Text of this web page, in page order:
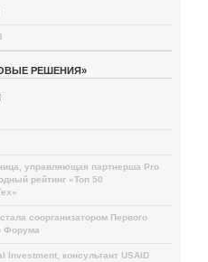
РЕШЕНИЯ»
управляющая партнерша Pro
рейтинг «Топ 50
соорганизатором Первого
Форума
консультант USAID